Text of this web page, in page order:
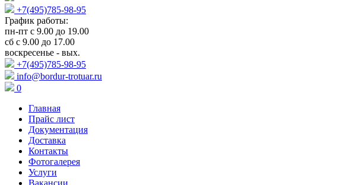
+7(495)785-98-95
График работы:
пн-пт с 9.00 до 19.00
сб с 9.00 до 17.00
воскресенье - вых.
+7(495)785-98-95
info@bordur-trotuar.ru
0
Главная
Прайс лист
Документация
Доставка
Контакты
Фотогалерея
Услуги
Вакансии